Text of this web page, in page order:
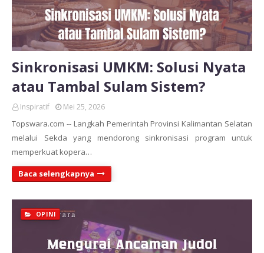
Sinkronisasi UMKM: Solusi Nyata
atau Tambal Sulam Sistem?
Inspiratif Mei 25, 2026
Topswara.com -- Langkah Pemerintah Provinsi Kalimantan Selatan
melalui Sekda yang mendorong sinkronisasi program untuk
memperkuat kopera…
Baca selengkapnya
OPINI